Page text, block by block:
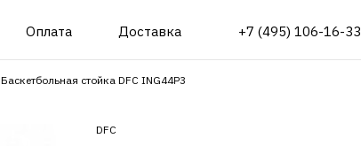
Оплата Доставка +7 (495) 106-16-33
Баскетбольная стойка DFC ING44P3
DFC